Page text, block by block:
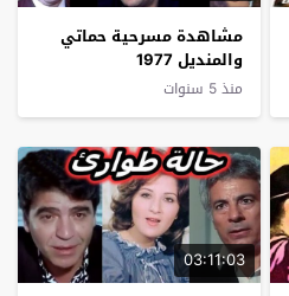
مشاهدة مسرحية حماتي
والمنديل 1977
منذ 5 سنوات
03:11:03